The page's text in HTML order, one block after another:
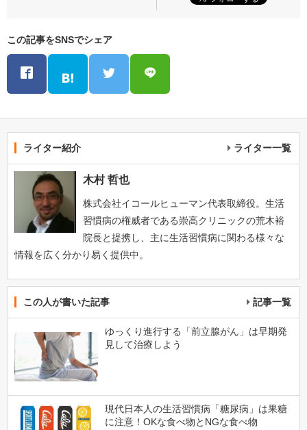
この記事をSNSでシェア
ライター紹介 ライター一覧
木村 哲也
株式会社イコールヒューマン代表取締役。生活
習慣病の権威者である崇高クリニックの荒木裕
院長と提携し、主に生活習慣病に関わる様々な
情報を広く分かり易く提供中。
この人が書いた記事 記事一覧
ゆっくり進行する「前立腺がん」は早期発
見して治療しよう
現代日本人の生活習慣病「糖尿病」は果糖
に注意！OKな食べ物とNGな食べ物